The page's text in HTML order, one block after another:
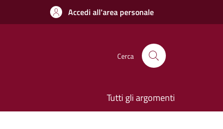
Accedi all'area personale
Cerca
Tutti gli argomenti